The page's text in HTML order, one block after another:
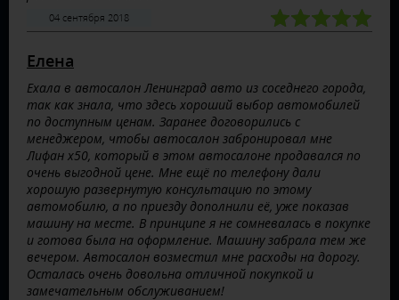
04 сентября 2018
Елена
Ехала в автосалон Ленинград авто из соседнего города,
так как знала, что здесь хороший выбор автомобилей
по доступным ценам. Заранее договорились с
менеджером, чтобы автосалон забронировал мне
Лифан х50, который в этом автосалоне продавался по
очень выгодной цене. Мне ещё по телефону дали
хорошую развернутую консультацию по этому
автомобилю, а по приезду дополнили её, уже показав
машину на месте. В принципе я не сомневалась в покупке
и готова была на оформление. Машину забрала тем же
вечером. Автосалон возместил мне расходы на дорогу.
Осталась очень довольна отличной покупкой и
замечательным обслуживанием!